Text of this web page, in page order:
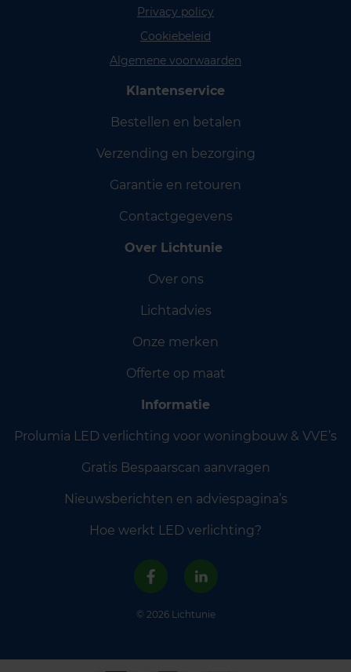
Privacy policy
Cookiebeleid
Algemene voorwaarden
Klantenservice
Bestellen en betalen
Verzending en bezorging
Garantie en retouren
Contactgegevens
Over Lichtunie
Over ons
Lichtadvies
Onze merken
Offerte op maat
Informatie
Prolumia LED verlichting voor woningbouw & VVE’s
Gratis Bespaarscan aanvragen
Nieuwsberichten en adviespagina’s
Hoe werkt LED verlichting?
© 2026 Lichtunie